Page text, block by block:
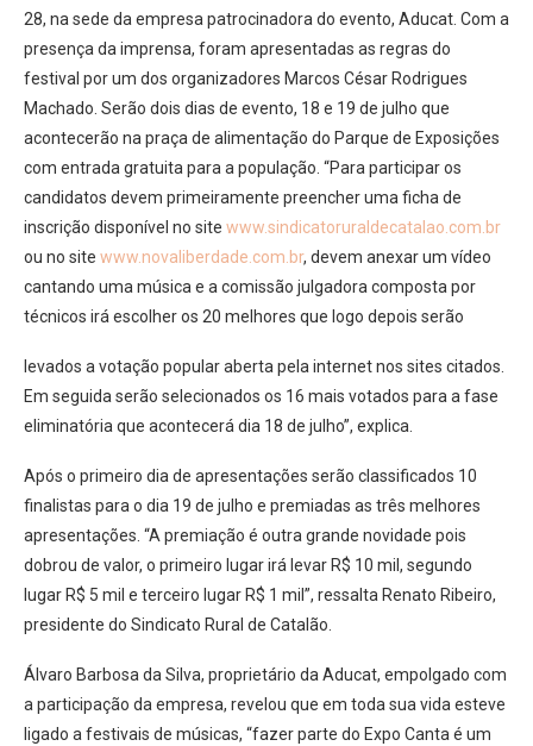
28, na sede da empresa patrocinadora do evento, Aducat. Com a
presença da imprensa, foram apresentadas as regras do
festival por um dos organizadores Marcos César Rodrigues
Machado. Serão dois dias de evento, 18 e 19 de julho que
acontecerão na praça de alimentação do Parque de Exposições
com entrada gratuita para a população. “Para participar os
candidatos devem primeiramente preencher uma ficha de
inscrição disponível no site www.sindicatoruraldecatalao.com.br
ou no site www.novaliberdade.com.br, devem anexar um vídeo
cantando uma música e a comissão julgadora composta por
técnicos irá escolher os 20 melhores que logo depois serão
levados a votação popular aberta pela internet nos sites citados.
Em seguida serão selecionados os 16 mais votados para a fase
eliminatória que acontecerá dia 18 de julho”, explica.
Após o primeiro dia de apresentações serão classificados 10
finalistas para o dia 19 de julho e premiadas as três melhores
apresentações. “A premiação é outra grande novidade pois
dobrou de valor, o primeiro lugar irá levar R$ 10 mil, segundo
lugar R$ 5 mil e terceiro lugar R$ 1 mil”, ressalta Renato Ribeiro,
presidente do Sindicato Rural de Catalão.
Álvaro Barbosa da Silva, proprietário da Aducat, empolgado com
a participação da empresa, revelou que em toda sua vida esteve
ligado a festivais de músicas, “fazer parte do Expo Canta é um